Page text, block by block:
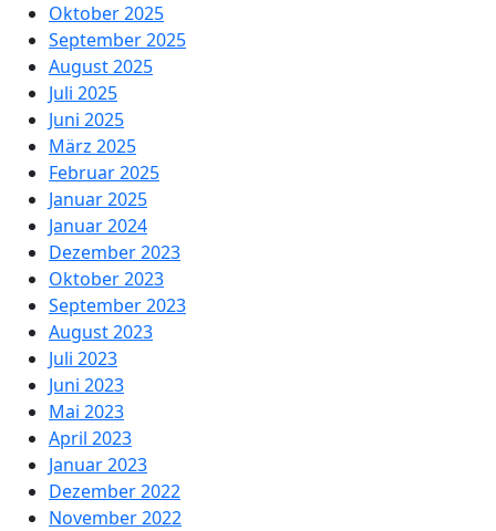
Oktober 2025
September 2025
August 2025
Juli 2025
Juni 2025
März 2025
Februar 2025
Januar 2025
Januar 2024
Dezember 2023
Oktober 2023
September 2023
August 2023
Juli 2023
Juni 2023
Mai 2023
April 2023
Januar 2023
Dezember 2022
November 2022